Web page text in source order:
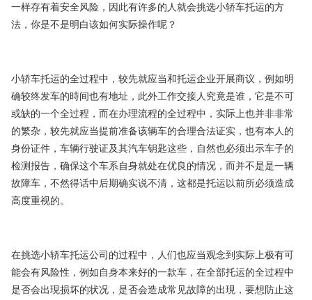
一样存有着安全风险，因此有许多的人就会挑选小轿车托运的方
法，你是不是明白该如何实际操作呢？
小轿车托运的全过程中，较先就应当和托运企业开展商议，例如明
确较终发车的時间也有地址，此外工作交接人究竟是谁，它是不可
或缺的一个全过程，而在办理流程的全过程中，实际上也并非非常
的繁杂，较先就应当提前准备该辆车的合理合法证实，也有本人的
身份证件，车辆行驶证及其汽车钥匙这些，自然也必须出示车子的
检测报告，确保这个车系自身就处在优良的情况，而并不是是一辆
故障车，不然得话中后期确实说不清，这都是托运以前所必须造成
高度重视的。
在挑选小轿车托运公司的过程中，人们也应当观念到实际上极有可
能会有风险性，例如自身本来好的一款车，在全部托运的全过程中
是否会出現损坏的状况，是否会造成常见故障的出現，要想防止这